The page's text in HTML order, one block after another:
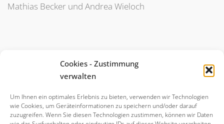
Cookies - Zustimmung
verwalten
Um Ihnen ein optimales Erlebnis zu bieten, verwenden wir Technologien
wie Cookies, um Geräteinformationen zu speichern und/oder darauf
zuzugreifen. Wenn Sie diesen Technologien zustimmen, können wir Daten
Mathias Becker und Andrea Wieloch
IMPRESSUM|DATENSCHUTZ